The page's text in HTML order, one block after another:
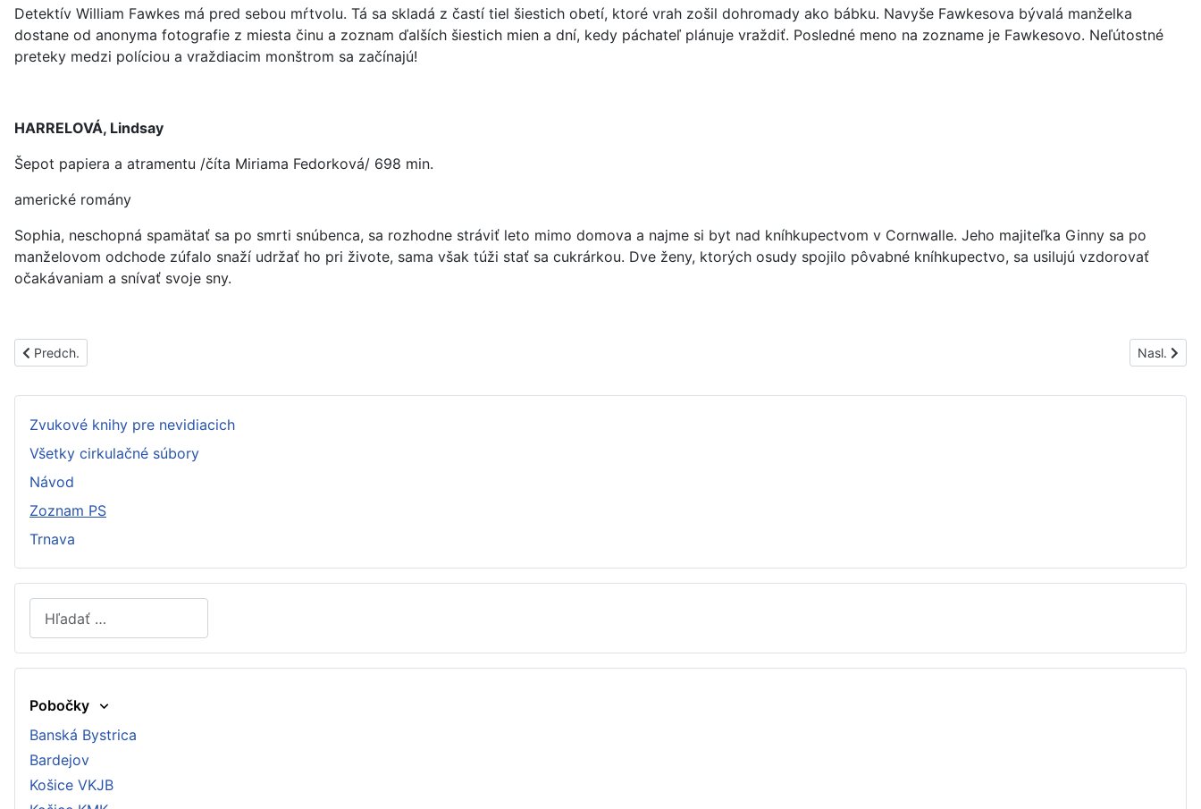
Detektív William Fawkes má pred sebou mŕtvolu. Tá sa skladá z častí tiel šiestich obetí, ktoré vrah zošil dohromady ako bábku. Navyše Fawkesova bývalá manželka
dostane od anonyma fotografie z miesta činu a zoznam ďalších šiestich mien a dní, kedy páchateľ plánuje vraždiť. Posledné meno na zozname je Fawkesovo. Neľútostné
preteky medzi políciou a vraždiacim monštrom sa začínajú!
HARRELOVÁ, Lindsay
Šepot papiera a atramentu /číta Miriama Fedorková/ 698 min.
americké romány
Sophia, neschopná spamätať sa po smrti snúbenca, sa rozhodne stráviť leto mimo domova a najme si byt nad kníhkupectvom v Cornwalle. Jeho majiteľka Ginny sa po
manželovom odchode zúfalo snaží udržať ho pri živote, sama však túži stať sa cukrárkou. Dve ženy, ktorých osudy spojilo pôvabné kníhkupectvo, sa usilujú vzdorovať
očakávaniam a snívať svoje sny.
Predchádzajúci článok: PS1613A
Predch. Nasl.
Zvukové knihy pre nevidiacich
Všetky cirkulačné súbory
Návod
Zoznam PS
Trnava
Hľadať
Type 2 or more characters for results.
Pobočky
Banská Bystrica
Bardejov
Košice VKJB